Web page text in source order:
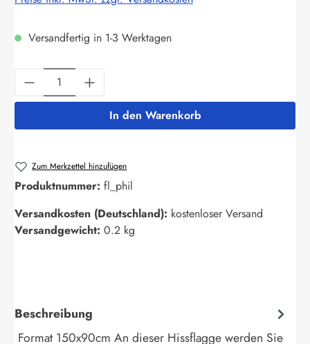
Versandfertig in 1-3 Werktagen
Produkt Anzahl: Gib den gewünschten
In den Warenkorb
Zum Merkzettel hinzufügen
Produktnummer: fl_phil
Versandkosten (Deutschland): kostenloser Versand
Versandgewicht: 0.2 kg
Beschreibung
Format 150x90cm An dieser Hissflagge werden Sie